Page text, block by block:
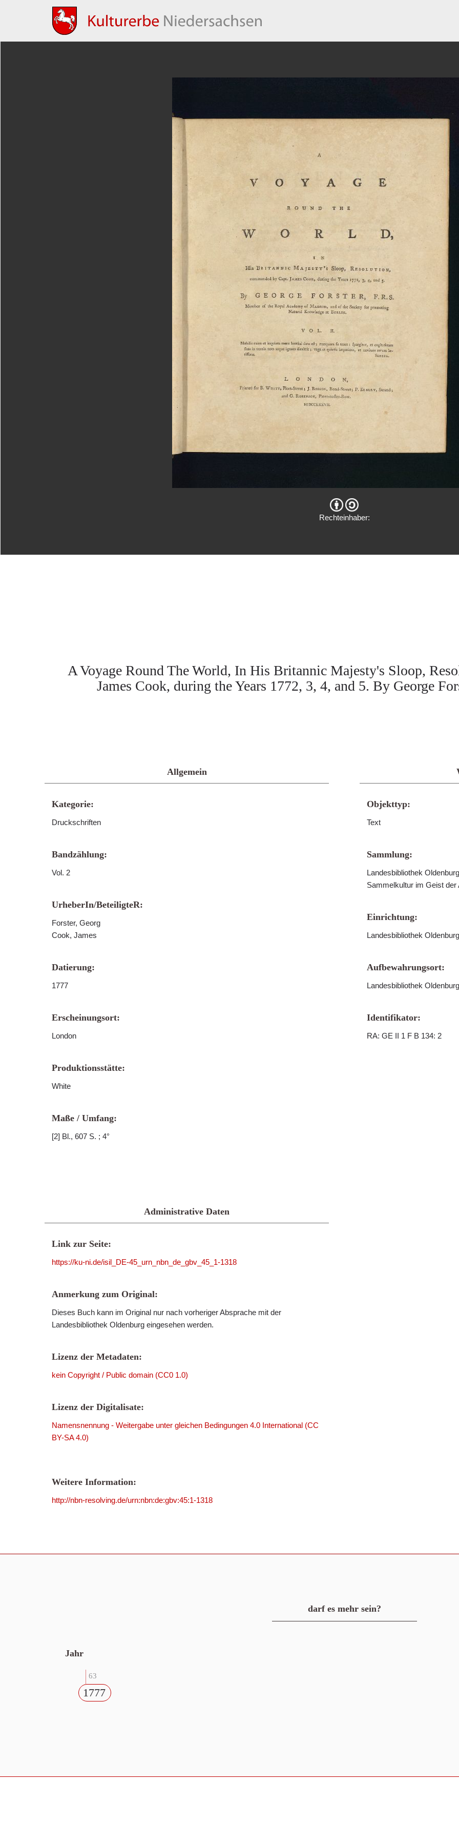
Rechteinhaber:
A Voyage Round The World, In His Britannic Majesty's Sloop,
James Cook, during the Years 1772, 3, 4, and 5. By George
Allgemein
Kategorie:
Druckschriften
Bandzählung:
Vol. 2
UrheberIn/BeteiligteR:
Forster, Georg
Cook, James
Datierung:
1777
Erscheinungsort:
London
Produktionsstätte:
White
Maße / Umfang:
[2] Bl., 607 S. ; 4°
Objekttyp:
Text
Sammlung:
Landesbibliothek
Sammelkultur im Geist
Einrichtung:
Landesbibliothek
Aufbewahrungsort:
Landesbibliothek Oldenburg
Identifikator:
RA: GE II 1 F B 134: 2
Administrative Daten
Link zur Seite:
https://ku-ni.de/isil_DE-45_urn_nbn_de_gbv_45_1-1318
Anmerkung zum Original:
Dieses Buch kann im Original nur nach vorheriger Absprache mit der
Landesbibliothek Oldenburg eingesehen werden.
Lizenz der Metadaten:
kein Copyright / Public domain (CC0 1.0)
Lizenz der Digitalisate:
Namensnennung - Weitergabe unter gleichen Bedingungen 4.0 International (CC
BY-SA 4.0)
Weitere Information:
http://nbn-resolving.de/urn:nbn:de:gbv:45:1-1318
darf es mehr sein?
Jahr
63
1777